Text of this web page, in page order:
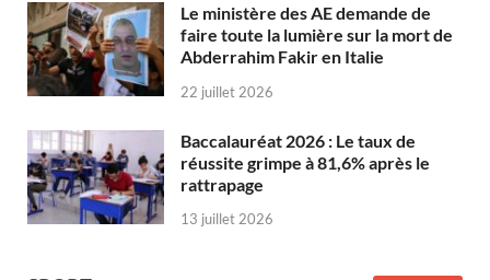
Le ministère des AE demande de
faire toute la lumière sur la mort de
Abderrahim Fakir en Italie
22 juillet 2026
Baccalauréat 2026 : Le taux de
réussite grimpe à 81,6% après le
rattrapage
13 juillet 2026